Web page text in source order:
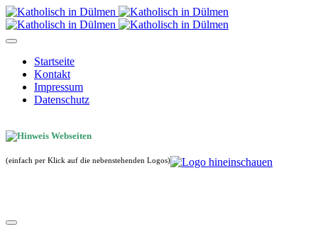
Startseite
Kontakt
Impressum
Datenschutz
(einfach per Klick auf die nebenstehenden Logos)